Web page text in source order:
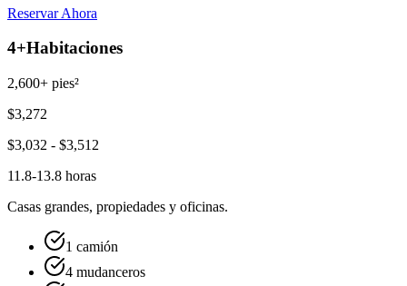
Reservar Ahora
4+Habitaciones
2,600+ pies²
$3,272
$3,032 - $3,512
11.8-13.8 horas
Casas grandes, propiedades y oficinas.
1 camión
4 mudanceros